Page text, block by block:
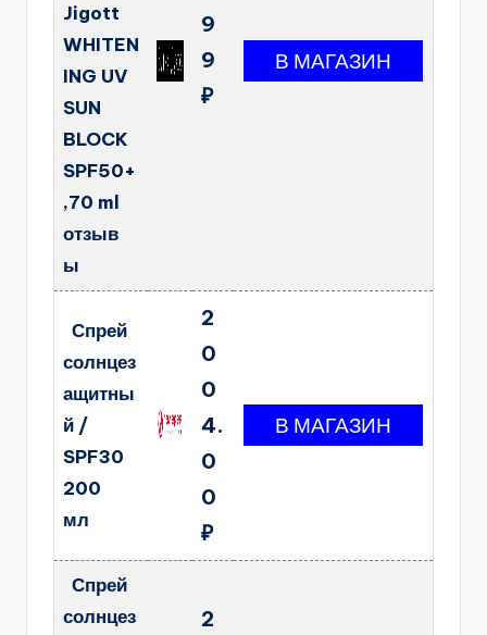
Jigott
WHITEN
ING UV
SUN
BLOCK
SPF50+
,70 ml
отзыв
ы
9
9
₽
Спрей
солнцез
ащитны
й /
SPF30
200
мл
2
0
0
4.
0
0
₽
Спрей
солнцез
2